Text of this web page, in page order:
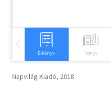
E-könyv Könyv
Napvilág Kiadó, 2018